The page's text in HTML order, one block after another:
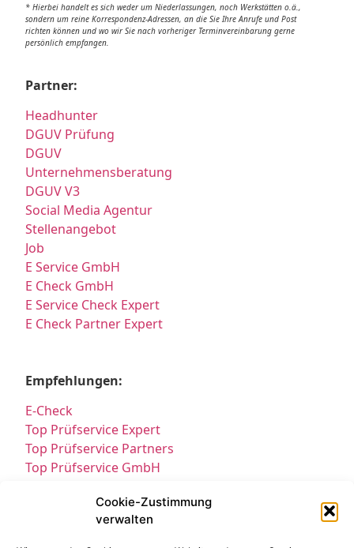
Cookie-Zustimmung
verwalten
* Hierbei handelt es sich weder um Niederlassungen, noch Werkstätten o.ä.,
sondern um reine Korrespondenz-Adressen, an die Sie Ihre Anrufe und Post
richten können und wo wir Sie nach vorheriger Terminvereinbarung gerne
persönlich empfangen.
Partner:
Headhunter
DGUV Prüfung
DGUV
Unternehmensberatung
DGUV V3
Social Media Agentur
Stellenangebot
Job
E Service GmbH
E Check GmbH
E Service Check Expert
E Check Partner Expert
Empfehlungen:
E-Check
Top Prüfservice Expert
Top Prüfservice Partners
Top Prüfservice GmbH
Sicherheitsprüfungen Partners
Sicherheitsprüfungen Expert
Prüfung E-Check Expert